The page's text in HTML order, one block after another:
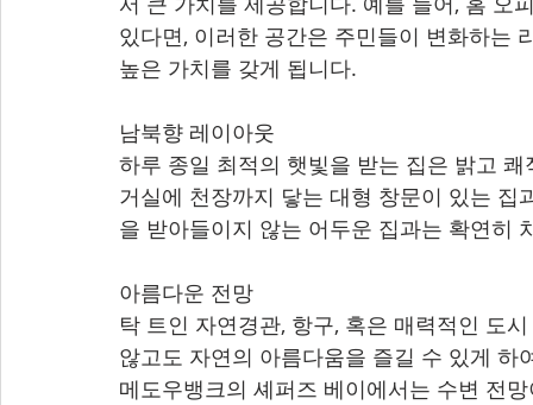
있다면, 이러한 공간은 주민들이 변화하는
높은 가치를 갖게 됩니다.
남북향 레이아웃
하루 종일 최적의 햇빛을 받는 집은 밝고
거실에 천장까지 닿는 대형 창문이 있는
을 받아들이지 않는 어두운 집과는 확연히
아름다운 전망
탁 트인 자연경관, 항구, 혹은 매력적인 도
않고도 자연의 아름다움을 즐길 수 있게
메도우뱅크의 셰퍼즈 베이에서는 수변 전